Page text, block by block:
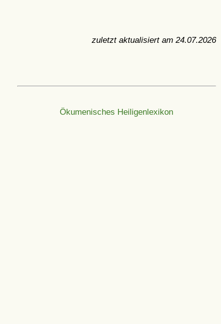
zuletzt aktualisiert am 24.07.2026
Ökumenisches Heiligenlexikon